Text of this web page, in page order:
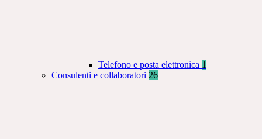
Telefono e posta elettronica 1
Consulenti e collaboratori 26